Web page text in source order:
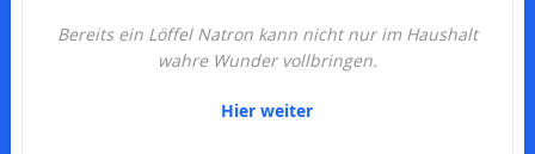
Bereits ein Löffel Natron kann nicht nur im Haushalt
wahre Wunder vollbringen.
Hier weiter